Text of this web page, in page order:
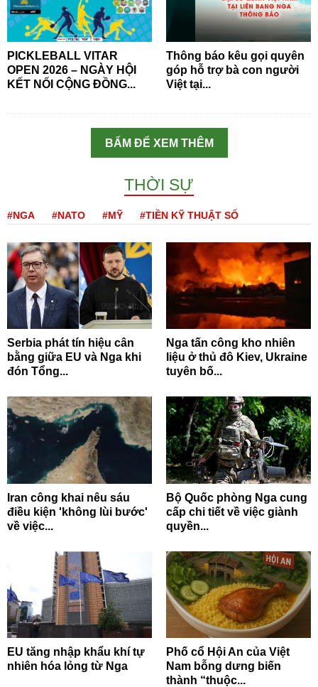
PICKLEBALL VITAR
OPEN 2026 – NGÀY HỘI
KẾT NỐI CỘNG ĐỒNG...
Thông báo kêu gọi quyên
góp hỗ trợ bà con người
Việt tại...
BẤM ĐỂ XEM THÊM
THỜI SỰ
#NGA #NATO #MỸ #TIỀN KỸ THUẬT SỐ
Serbia phát tín hiệu cân
bằng giữa EU và Nga khi
đón Tổng...
Nga tấn công kho nhiên
liệu ở thủ đô Kiev, Ukraine
tuyên bố...
Iran công khai nêu sáu
điều kiện 'không lùi bước'
về việc...
Bộ Quốc phòng Nga cung
cấp chi tiết về việc giành
quyền...
EU tăng nhập khẩu khí tự
nhiên hóa lỏng từ Nga
Phố cổ Hội An của Việt
Nam bỗng dưng biến
thành “thuộc...